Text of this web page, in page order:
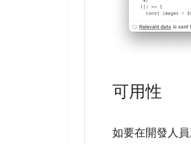
可用性
如要在開發人